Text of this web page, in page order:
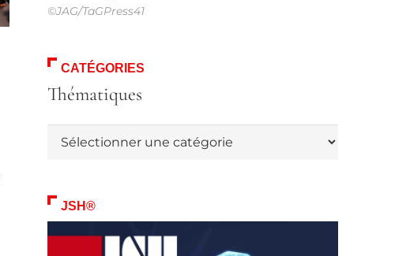
©JAG/TaGPress41
CATÉGORIES
Thématiques
JSH®